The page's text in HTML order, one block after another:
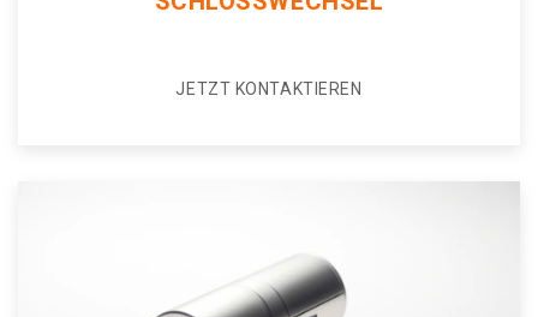
JETZT KONTAKTIEREN